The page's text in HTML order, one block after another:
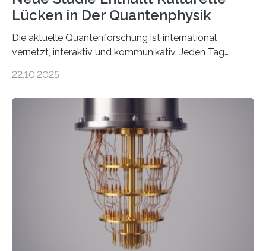
Lücken in Der Quantenphysik
Die aktuelle Quantenforschung ist international
vernetzt, interaktiv und kommunikativ. Jeden Tag
oft von Autor*innen, die eng zusammenarbeiten. Neue
werden schnell weiterentwickelt. Dies ist der Alltag in
der Forschung der Quantentheorie, die dieses Jahr 100
Jahre alt geworden ist, weshalb die UNESCO 2025 zum
Internationalen Jahr der Quantenwissenschaft und -
technologie ausgerufen hat. Doch nun hat eine
internationale Forschungsgruppe um den
22.10.2025